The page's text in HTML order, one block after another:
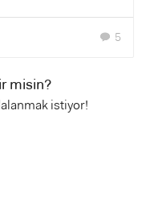
chat 5
misin?
istiyor!